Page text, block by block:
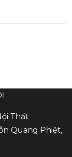
Thất
Quang Phiệt,